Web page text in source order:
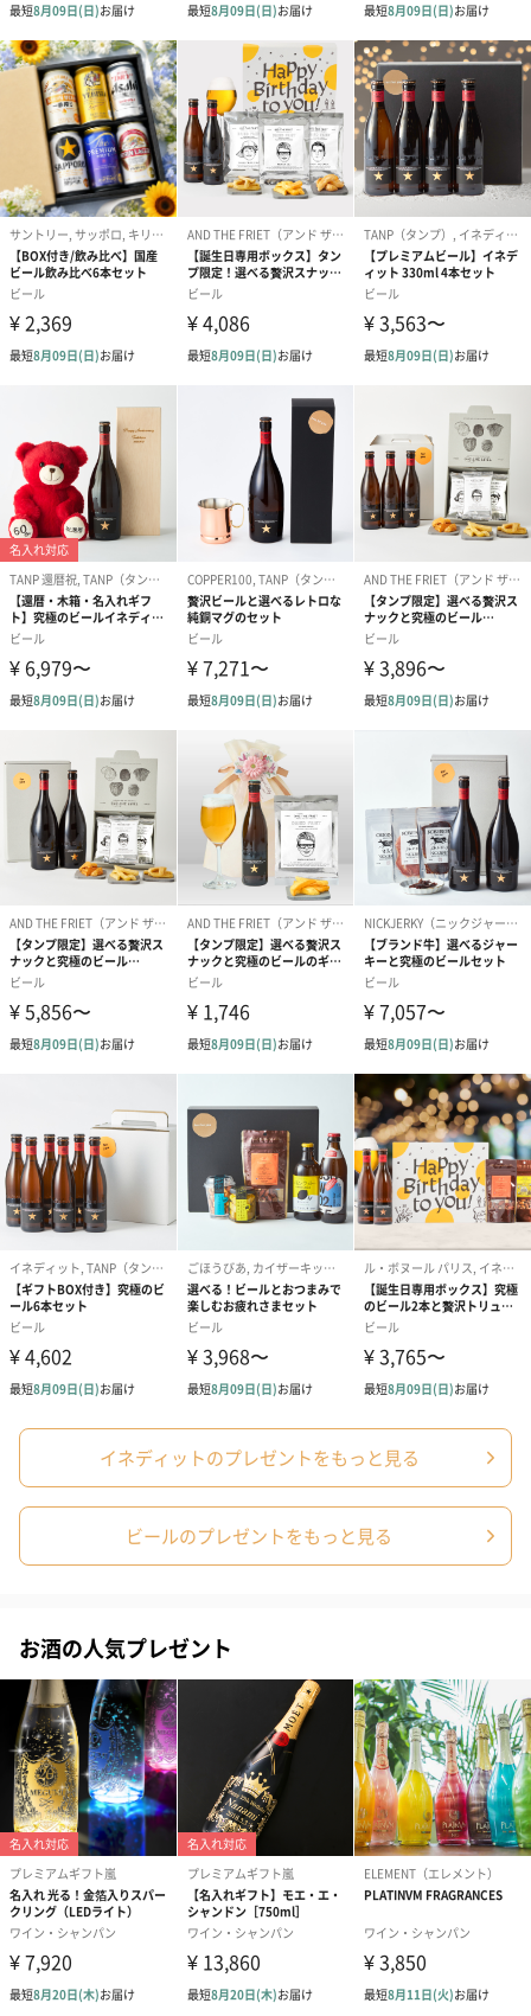
生花
生花のブーケを同梱します。
※9-15時にご注文いただく場合、最短のお届け可能日が通常より
も1日遅くなります。
シーズンブーケ（ひま
ブーケ（ホワイトグリ
ーン）（1,650円）
ブーケ（ピン
ドライフラワー・プリザーブドフラワー
自然のお花で作ったドライフラワー・プリザーブドフラワーを同
梱します。
一部花材が写真と異なる場合がございます。予めご了承くださ
い。パッケージに入れてお届けします。
プリザーブドフラワー
ブーケ（ピンク）
（2,580円）
プリザーブドフラワー
ブーケ（ブルー）
（2,580円）
アミュレット
ク）（1,500円
紅茶・コーヒー・スイーツ
紅茶・コーヒー・スイーツを同梱してお届けいたします。ギフト
への＋αにおすすめです。
アールグレイ（HAPPY
BIRTHDAY TO YOU）
（660円）
アールグレイティー
（660円）
フルーツティ
円）
スイーツを同梱してお届けいたします。ギフトへの＋αにおすすめ
です。
ゼリーバウム カット
（レモン＆紅茶）（432
円）
麦わらパンダバウム
（バナナ味）（540円）
3層デザート
ェ〜国産フル
り〜 3号（864
スキンケアグッズ
スキンケアグッズを同梱してお届けします。
イネディットのプレゼントをもっと見る
ビールのプレゼントをもっと見る
お酒の人気プレゼント